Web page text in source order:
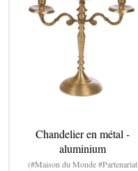
Chandelier en métal -
aluminium
(#Maison du Monde #Partenariat